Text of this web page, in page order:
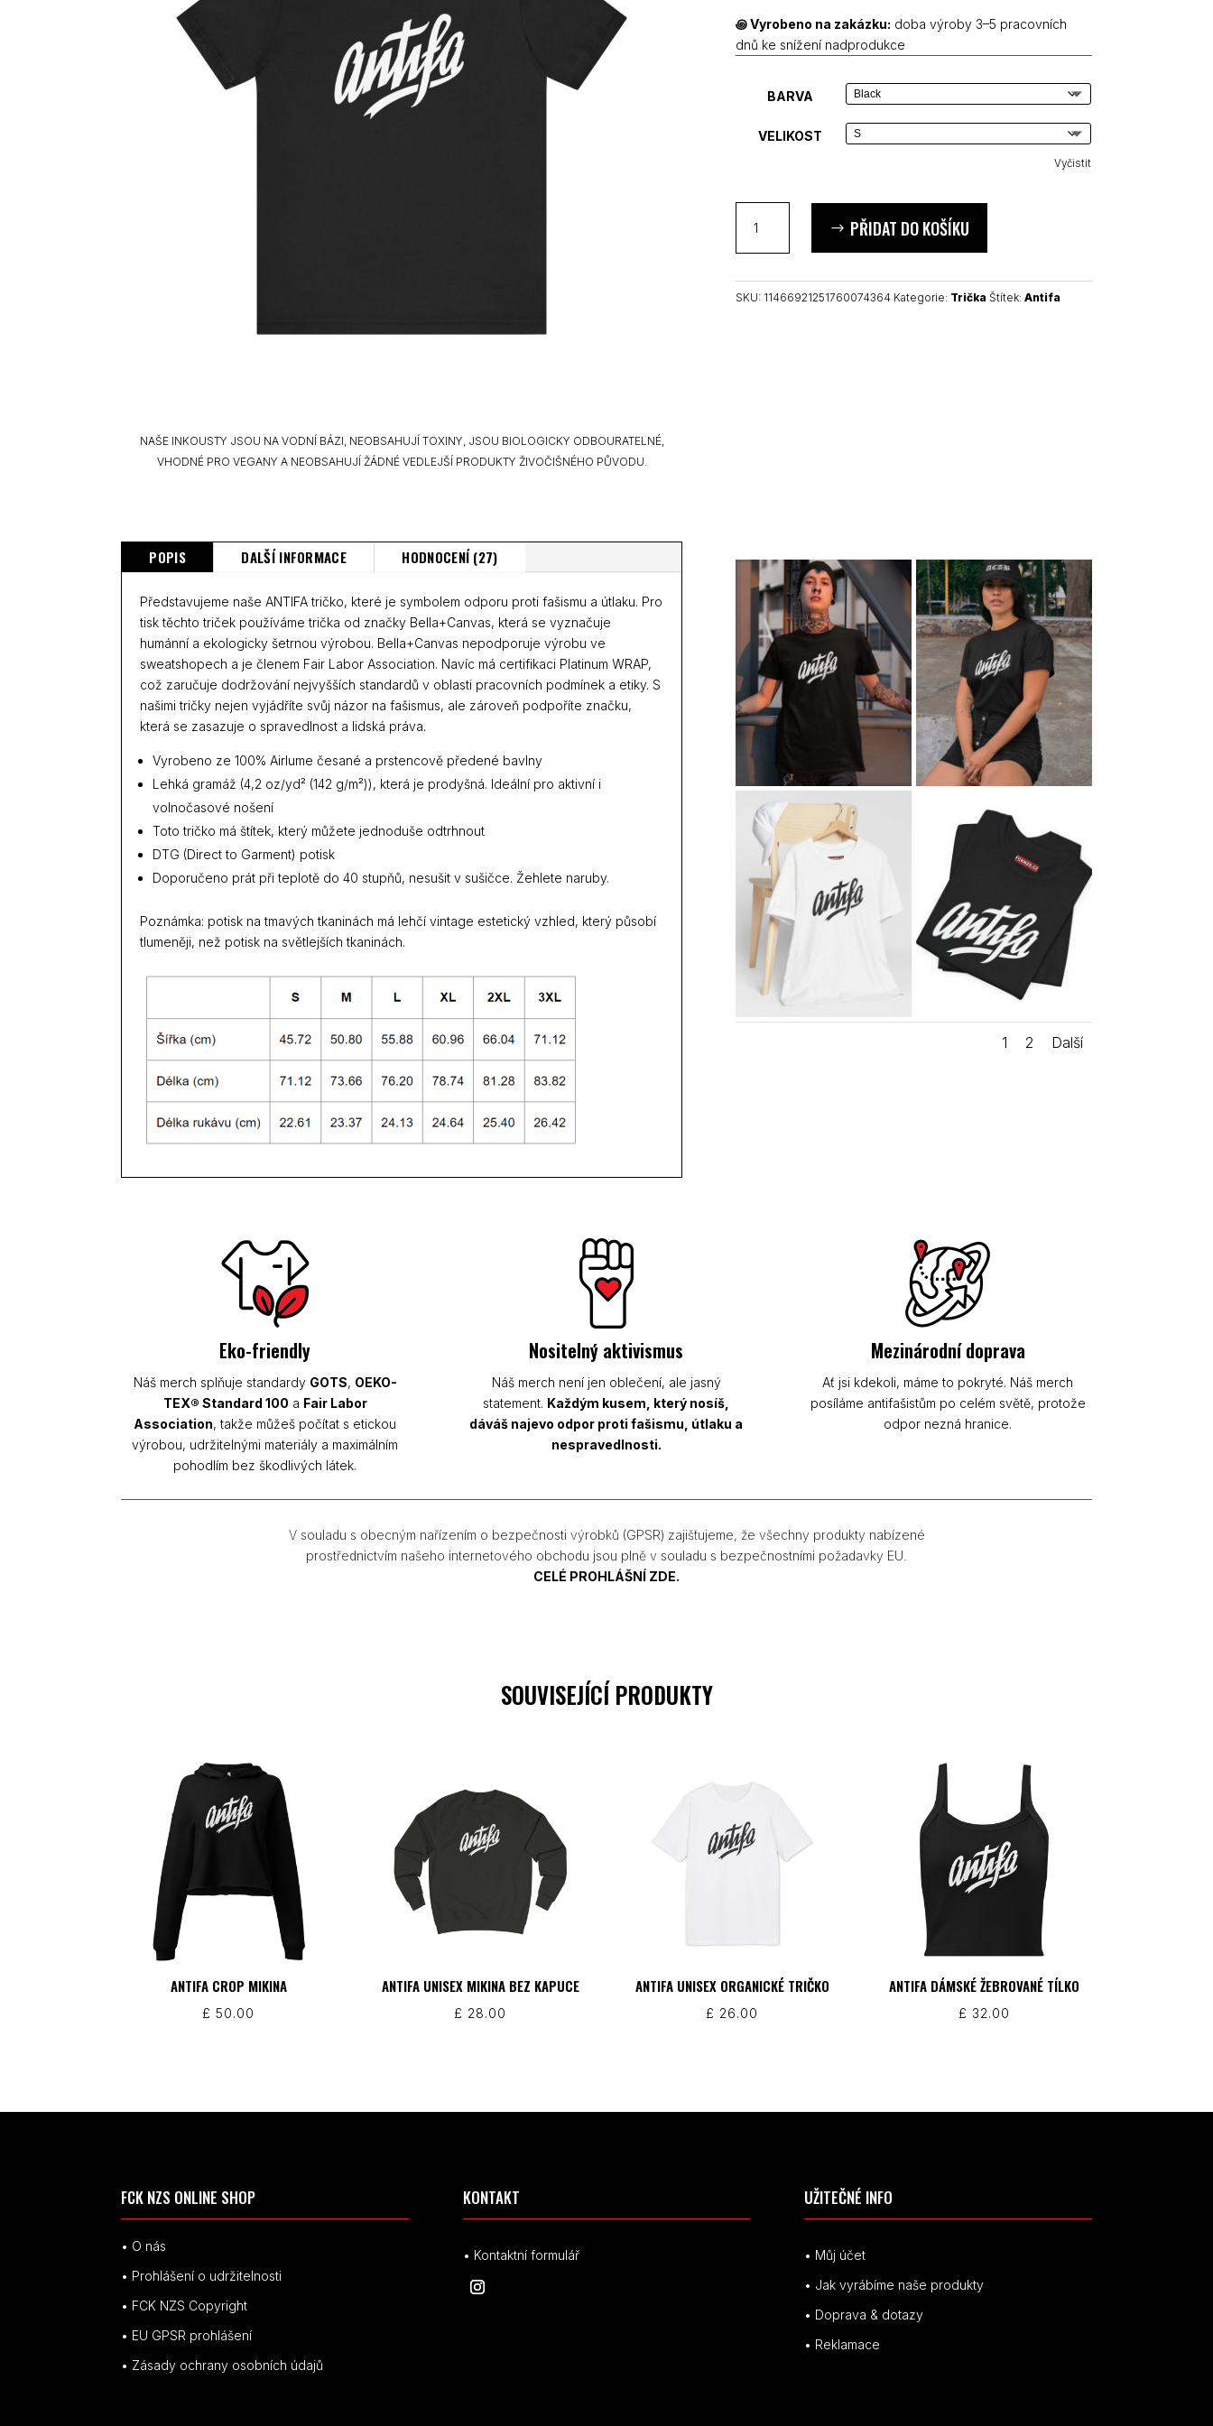
NAŠE INKOUSTY JSOU NA VODNÍ BÁZI, NEOBSAHUJÍ TOXINY, JSOU BIOLOGICKY ODBOURATELNÉ,
VHODNÉ PRO VEGANY A NEOBSAHUJÍ ŽÁDNÉ VEDLEJŠÍ PRODUKTY ŽIVOČIŠNÉHO PŮVODU.
꩜Vyrobeno na zakázku: doba výroby 3–5 pracovních
dnů ke snížení nadprodukce
BARVA
VELIKOST
Vyčistit
unisex
tričko
PŘIDAT DO KOŠÍKU
SKU: 11466921251760074364 Kategorie: Trička Štítek: Antifa
POPIS DALŠÍ INFORMACE HODNOCENÍ (27)
Představujeme naše ANTIFA tričko, které je symbolem odporu proti fašismu a útlaku. Pro
tisk těchto triček používáme trička od značky Bella+Canvas, která se vyznačuje
humánní a ekologicky šetrnou výrobou. Bella+Canvas nepodporuje výrobu ve
sweatshopech a je členem Fair Labor Association. Navíc má certifikaci Platinum WRAP,
což zaručuje dodržování nejvyšších standardů v oblasti pracovních podmínek a etiky. S
našimi tričky nejen vyjádříte svůj názor na fašismus, ale zároveň podpoříte značku,
která se zasazuje o spravedlnost a lidská práva.
Vyrobeno ze 100% Airlume česané a prstencově předené bavlny
Lehká gramáž (4,2 oz/yd² (142 g/m²)), která je prodyšná. Ideální pro aktivní i
volnočasové nošení
Toto tričko má štítek, který můžete jednoduše odtrhnout
DTG (Direct to Garment) potisk
Doporučeno prát při teplotě do 40 stupňů, nesušit v sušičce. Žehlete naruby.
Poznámka: potisk na tmavých tkaninách má lehčí vintage estetický vzhled, který působí
tlumeněji, než potisk na světlejších tkaninách.
1 2 Další
Eko-friendly
Náš merch splňuje standardy GOTS, OEKO-
TEX® Standard 100 a Fair Labor
Association, takže můžeš počítat s etickou
výrobou, udržitelnými materiály a maximálním
pohodlím bez škodlivých látek.
Nositelný aktivismus
Náš merch není jen oblečení, ale jasný
statement. Každým kusem, který nosíš,
dáváš najevo odpor proti fašismu, útlaku a
nespravedlnosti.
Mezinárodní doprava
Ať jsi kdekoli, máme to pokryté. Náš merch
posíláme antifašistům po celém světě, protože
odpor nezná hranice.
V souladu s obecným nařízením o bezpečnosti výrobků (GPSR) zajišťujeme, že všechny produkty nabízené
prostřednictvím našeho internetového obchodu jsou plně v souladu s bezpečnostními požadavky EU.
CELÉ PROHLÁŠNÍ ZDE.
SOUVISEJÍCÍ PRODUKTY
ANTIFA CROP MIKINA
£ 50.00
ANTIFA UNISEX MIKINA BEZ KAPUCE
£ 28.00
ANTIFA UNISEX ORGANICKÉ TRIČKO
£ 26.00
ANTIFA DÁMSKÉ ŽEBROVANÉ TÍLKO
£ 32.00
FCK NZS ONLINE SHOP
• O nás
• Prohlášení o udržitelnosti
• FCK NZS Copyright
• EU GPSR prohlášení
• Zásady ochrany osobních údajů
KONTAKT
• Kontaktní formulář
UŽITEČNÉ INFO
• Můj účet
• Jak vyrábíme naše produkty
• Doprava & dotazy
• Reklamace